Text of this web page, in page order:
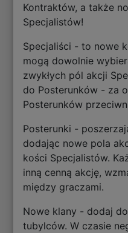
Kontraktów, a także
Specjalistów!
Specjaliści - to nowe
mogą dowolnie
zwykłych pól akcji
do Posterunków - za
Posterunków
Posterunki -
dodając nowe pola
kości Specjalistów.
inną cenną akcję,
między graczami.
Nowe klany - dodaj
tubylców. W czasie